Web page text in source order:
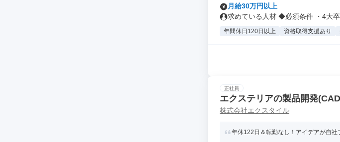
月給30万円以上
求めている人材 ◆必須条件 ・4大
年間休日120日以上 資格取得支援あり
正社員
エクステリアの製品開発
株式会社エクスタイル
年休122日＆転勤なし！アイデアが自社